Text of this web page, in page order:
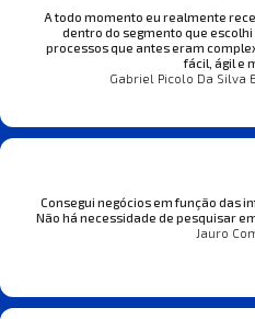
A todo momento eu realmente
dentro do segmento que
processos que antes eram
fácil, ágil e
Gabriel Picolo Da Silva
Consegui negócios em função das
Não há necessidade de pesquisar
Jauro